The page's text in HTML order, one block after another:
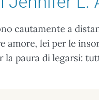
cautamente a
amore, lei per le
paura di legarsi: